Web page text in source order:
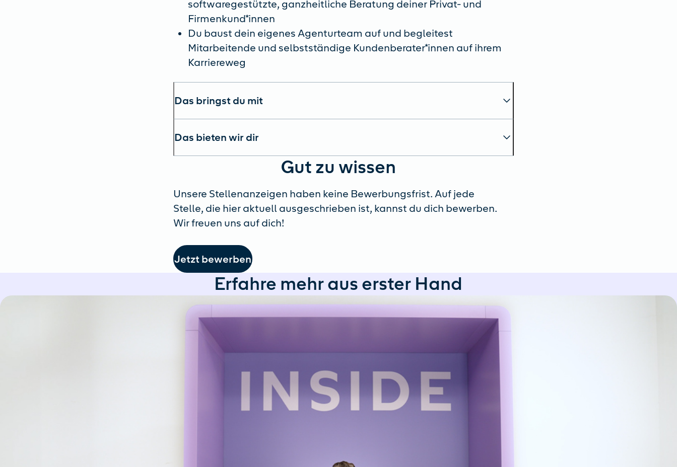
softwaregestützte, ganzheitliche Beratung deiner Privat- und
Firmenkund*innen
Du baust dein eigenes Agenturteam auf und begleitest
Mitarbeitende und selbstständige Kundenberater*innen auf ihrem
Karriereweg
Das bringst du mit
Das bieten wir dir
Gut zu wissen
Unsere Stellenanzeigen haben keine Bewerbungsfrist. Auf jede
Stelle, die hier aktuell ausgeschrieben ist, kannst du dich bewerben.
Wir freuen uns auf dich!
Jetzt bewerben
Erfahre mehr aus erster Hand